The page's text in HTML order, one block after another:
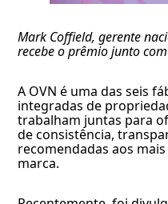
Mark Coffield, gerente
recebe o prêmio junto
A OVN é uma das seis
integradas de
trabalham juntas para
de consistência,
recomendadas aos
marca.